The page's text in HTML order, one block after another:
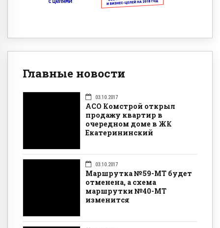
Главные новости
03.10.2017
АСО Комстрой открыл
продажу квартир в
очередном доме в ЖК
Екатерининский
03.10.2017
Маршрутка №59-МТ будет
отменена, а схема
маршрутки №40-МТ
изменится